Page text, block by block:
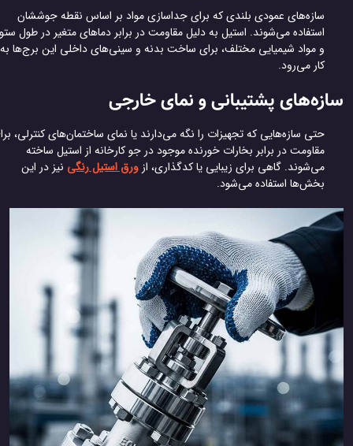
سازه‌های عمودی بلندی که برای جداسازی مواد بر اساس نقطه جوششان
استفاده می‌شوند. استیل به دلیل مقاومت در برابر دماهای متغیر در طول ستون
و مواد شیمیایی مختلف، برای ساخت بدنه و سینی‌های داخلی این برج‌ها به
کار می‌رود.
پشتیبانی و نمای خارجی
حتی سازه‌هایی که تجهیزات را نگه می‌دارند یا نمای ساختمان‌های کنترلی، برای
مقاومت در برابر بخارات خورنده موجود در جو کارخانه از استیل ساخته
می‌شوند. گاهی برای زیبایی یا کدگذاری، ازورق استیل رنگینیز در این
بخش‌ها استفاده می‌شود.